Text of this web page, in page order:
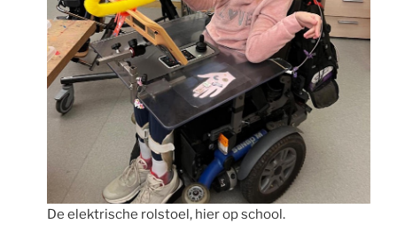
De elektrische rolstoel, hier op school.